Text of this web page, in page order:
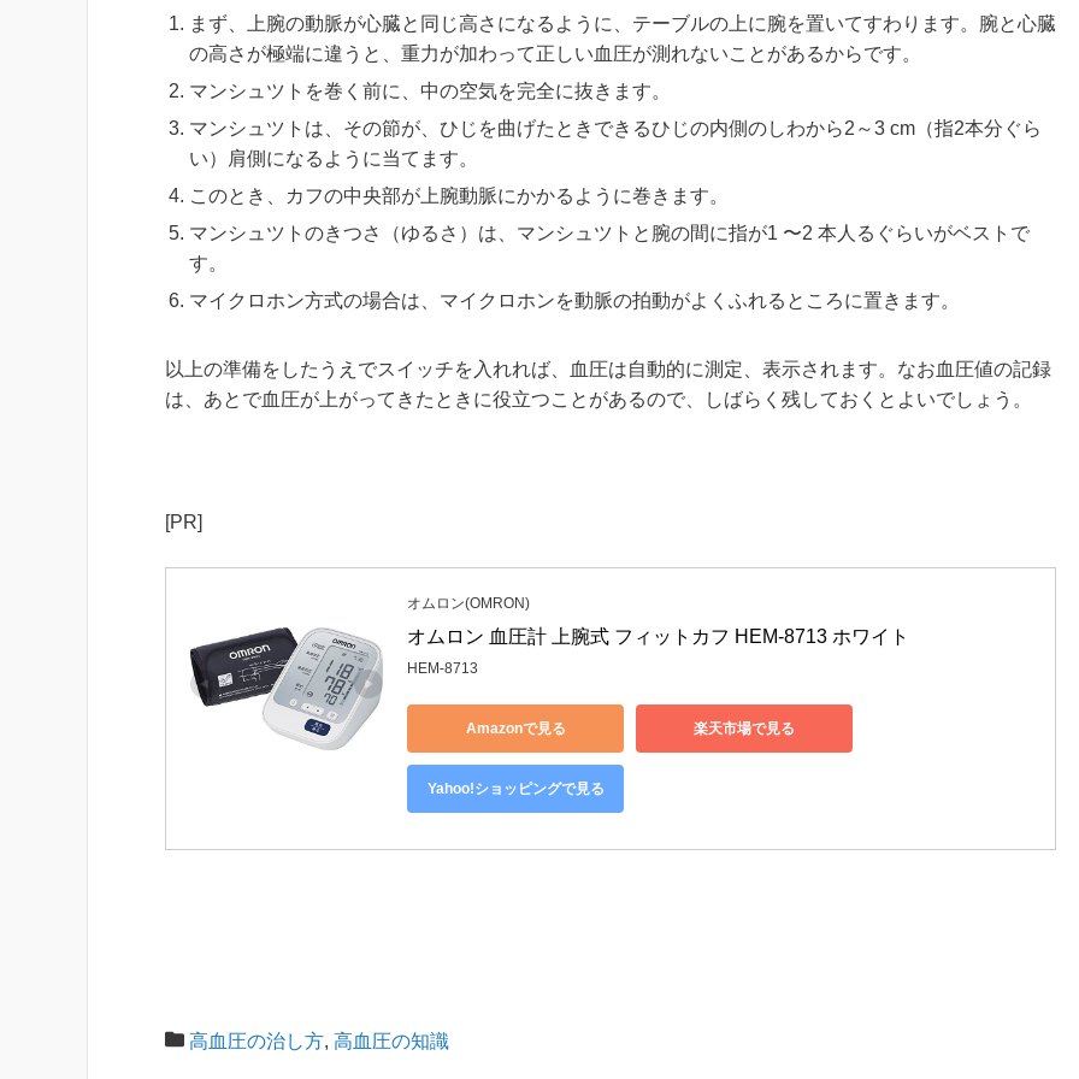
まず、上腕の動脈が心臓と同じ高さになるように、テーブルの上に腕を置いてすわります。腕と心臓
の高さが極端に違うと、重力が加わって正しい血圧が測れないことがあるからです。
マンシュツトを巻く前に、中の空気を完全に抜きます。
マンシュツトは、その節が、ひじを曲げたときできるひじの内側のしわから2～3 cm（指2本分ぐら
い）肩側になるように当てます。
このとき、カフの中央部が上腕動脈にかかるように巻きます。
マンシュツトのきつさ（ゆるさ）は、マンシュツトと腕の間に指が1 〜2 本人るぐらいがベストで
す。
マイクロホン方式の場合は、マイクロホンを動脈の拍動がよくふれるところに置きます。
以上の準備をしたうえでスイッチを入れれば、血圧は自動的に測定、表示されます。なお血圧値の記録
は、あとで血圧が上がってきたときに役立つことがあるので、しばらく残しておくとよいでしょう。
[PR]
オムロン(OMRON)
オムロン 血圧計 上腕式 フィットカフ HEM-8713 ホワイト
HEM-8713
Amazonで見る 楽天市場で見る
Yahoo!ショッピングで見る
高血圧の治し方, 高血圧の知識